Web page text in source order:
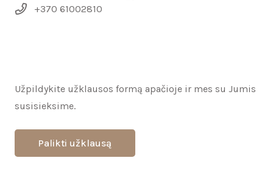
+370 61002810
Užpildykite užklausos formą apačioje ir mes su Jumis
susisieksime.
Palikti užklausą